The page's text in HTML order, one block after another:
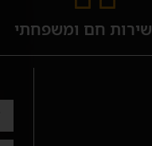
שירות חם ומשפחתי